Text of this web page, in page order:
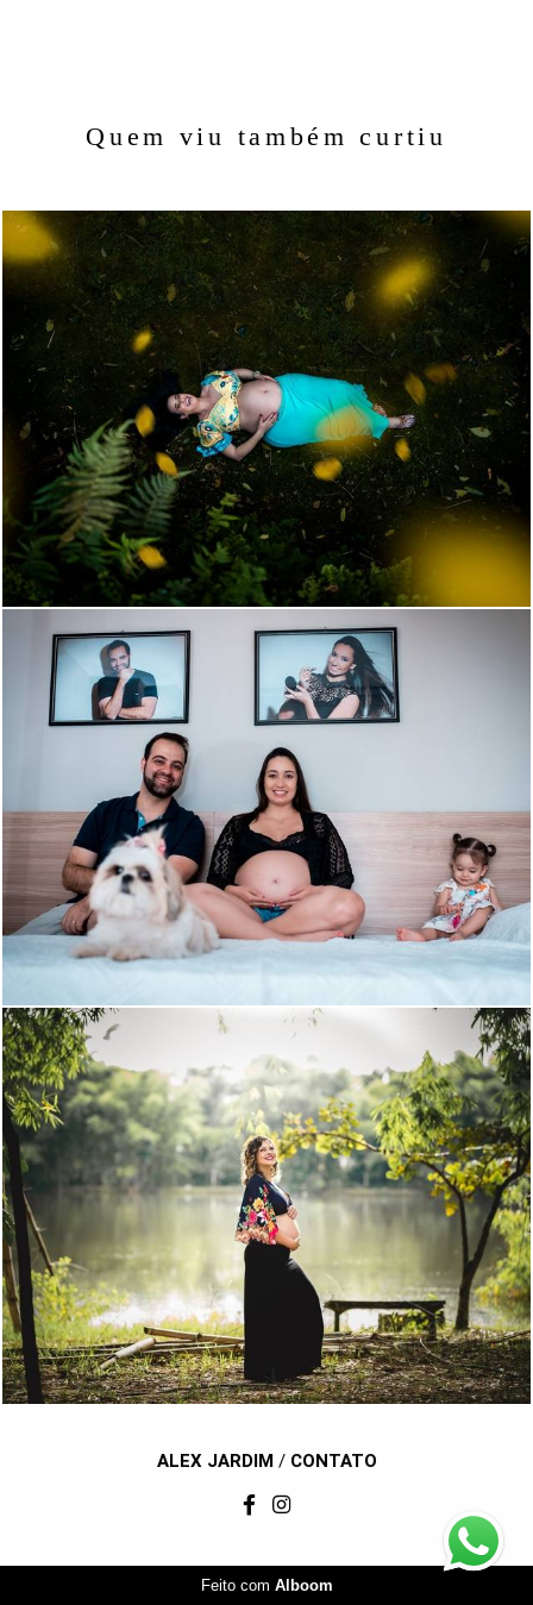
Quem viu também curtiu
1424 40
1305 45
1485 22
ALEX JARDIM / CONTATO
Feito com Alboom